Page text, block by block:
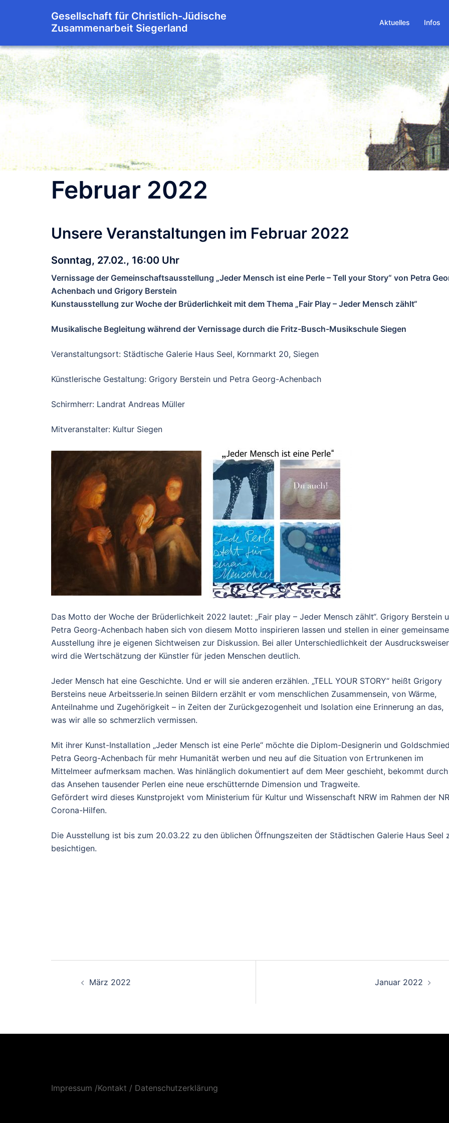
Gesellschaft für Christlich-Jüdische
Zusammenarbeit Siegerland
Aktuelles Infos
Februar 2022
Unsere Veranstaltungen im Februar 2022
Sonntag, 27.02., 16:00 Uhr
Vernissage der Gemeinschaftsausstellung „Jeder Mensch ist eine Perle – Tell your Story“ von Petra
Achenbach und Grigory Berstein
Kunstausstellung zur Woche der Brüderlichkeit mit dem Thema „Fair Play – Jeder Mensch zählt“
Musikalische Begleitung während der Vernissage durch die Fritz-Busch-Musikschule Siegen
Veranstaltungsort: Städtische Galerie Haus Seel, Kornmarkt 20, Siegen
Künstlerische Gestaltung: Grigory Berstein und Petra Georg-Achenbach
Schirmherr: Landrat Andreas Müller
Mitveranstalter: Kultur Siegen
Das Motto der Woche der Brüderlichkeit 2022 lautet: „Fair play – Jeder Mensch zählt“. Grigory Berstein
Petra Georg-Achenbach haben sich von diesem Motto inspirieren lassen und stellen in einer
Ausstellung ihre je eigenen Sichtweisen zur Diskussion. Bei aller Unterschiedlichkeit der
wird die Wertschätzung der Künstler für jeden Menschen deutlich.
Jeder Mensch hat eine Geschichte. Und er will sie anderen erzählen. „TELL YOUR STORY“ heißt Grigory
Bersteins neue Arbeitsserie.In seinen Bildern erzählt er vom menschlichen Zusammensein, von Wärme,
Anteilnahme und Zugehörigkeit – in Zeiten der Zurückgezogenheit und Isolation eine Erinnerung an das,
was wir alle so schmerzlich vermissen.
Mit ihrer Kunst-Installation „Jeder Mensch ist eine Perle“ möchte die Diplom-Designerin und
Petra Georg-Achenbach für mehr Humanität werben und neu auf die Situation von Ertrunkenen im
Mittelmeer aufmerksam machen. Was hinlänglich dokumentiert auf dem Meer geschieht, bekommt durch
das Ansehen tausender Perlen eine neue erschütternde Dimension und Tragweite.
Gefördert wird dieses Kunstprojekt vom Ministerium für Kultur und Wissenschaft NRW im Rahmen der
Corona-Hilfen.
Die Ausstellung ist bis zum 20.03.22 zu den üblichen Öffnungszeiten der Städtischen Galerie Haus Seel
besichtigen.
NavigationMärz 2022 Januar 2022
Impressum /Kontakt / Datenschutzerklärung